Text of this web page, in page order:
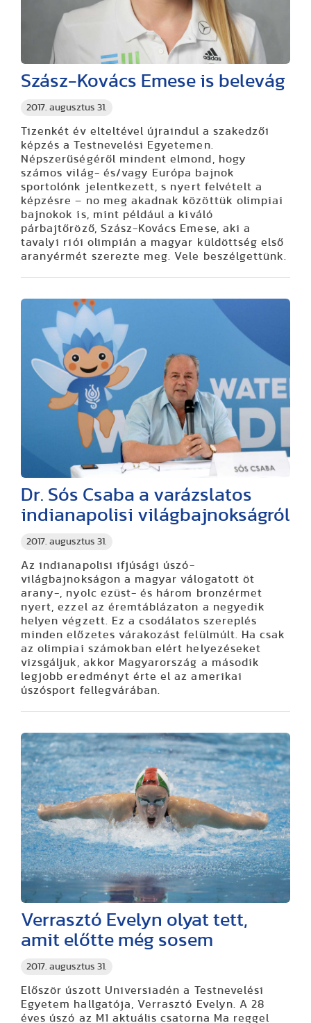
2017. augusztus 31.
Szász-Kovács Emese is belevág
Tizenkét év elteltével újraindul a szakedzői
képzés a Testnevelési Egyetemen.
Népszerűségéről mindent elmond, hogy
számos világ- és/vagy Európa bajnok
sportolónk jelentkezett, s nyert felvételt a
képzésre – no meg akadnak közöttük olimpiai
bajnokok is, mint például a kiváló
párbajtőröző, Szász-Kovács Emese, aki a
tavalyi riói olimpián a magyar küldöttség első
aranyérmét szerezte meg. Vele beszélgettünk.
2017. augusztus 31.
Dr. Sós Csaba a varázslatos
indianapolisi világbajnokságról
Az indianapolisi ifjúsági úszó-
világbajnokságon a magyar válogatott öt
arany-, nyolc ezüst- és három bronzérmet
nyert, ezzel az éremtáblázaton a negyedik
helyen végzett. Ez a csodálatos szereplés
minden előzetes várakozást felülmúlt. Ha csak
az olimpiai számokban elért helyezéseket
vizsgáljuk, akkor Magyarország a második
legjobb eredményt érte el az amerikai
úszósport fellegvárában.
2017. augusztus 31.
Verrasztó Evelyn olyat tett,
amit előtte még sosem
Először úszott Universiadén a Testnevelési
Egyetem hallgatója, Verrasztó Evelyn. A 28
éves úszó az M1 aktuális csatorna Ma reggel